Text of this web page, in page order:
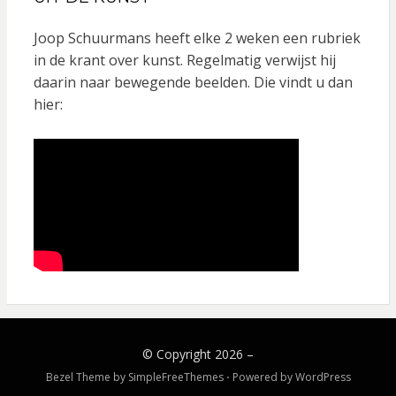
b
o
o
k
a
g
r
a
Joop Schuurmans heeft elke 2 weken een rubriek
in de krant over kunst. Regelmatig verwijst hij
daarin naar bewegende beelden. Die vindt u dan
hier:
© Copyright 2026 –
Bezel Theme by SimpleFreeThemes ⋅ Powered byWordPress